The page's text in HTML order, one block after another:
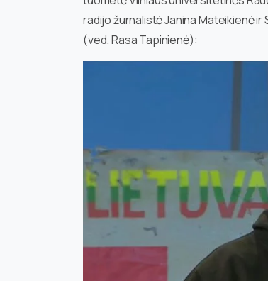
radijo žurnalistė Janina Mateikienė
(ved. Rasa Tapinienė):